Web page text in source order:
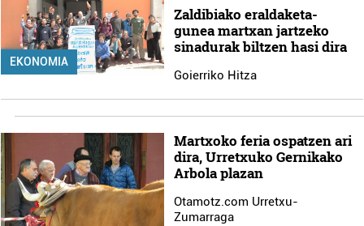
EKONOMIA
Zaldibiako eraldaketa-
gunea martxan jartzeko
sinadurak biltzen hasi dira
Goierriko Hitza
Martxoko feria ospatzen ari
dira, Urretxuko Gernikako
Arbola plazan
Otamotz.com Urretxu-
Zumarraga